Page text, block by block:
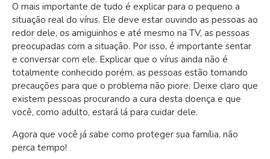
O mais importante de tudo é explicar para o pequeno a
situação real do vírus. Ele deve estar ouvindo as pessoas ao
redor dele, os amiguinhos e até mesmo na TV, as pessoas
preocupadas com a situação. Por isso, é importante sentar
e conversar com ele. Explicar que o vírus ainda não é
totalmente conhecido porém, as pessoas estão tomando
precauções para que o problema não piore. Deixe claro que
existem pessoas procurando a cura desta doença e que
você, como adulto, estará lá para cuidar dele.
Agora que você já sabe como proteger sua família, não
perca tempo!